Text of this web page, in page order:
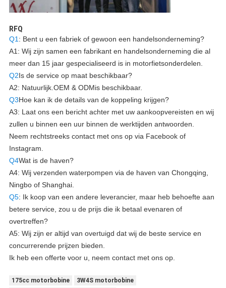
RFQ
Q1 : Bent u een fabriek of gewoon een handelsonderneming?
A1: Wij zijn samen een fabrikant en handelsonderneming die al
meer dan 15 jaar gespecialiseerd is in motorfietsonderdelen.
Q2Is de service op maat beschikbaar?
A2: Natuurlijk. OEM & ODMis beschikbaar.
Q3Hoe kan ik de details van de koppeling krijgen?
A3: Laat ons een bericht achter met uw aankoopvereisten en wij
zullen u binnen een uur binnen de werktijden antwoorden.
Neem rechtstreeks contact met ons op via Facebook of
Instagram.
Q4Wat is de haven?
A4: Wij verzenden waterpompen via de haven van Chongqing,
Ningbo of Shanghai.
Q5: Ik koop van een andere leverancier, maar heb behoefte aan
betere service, zou u de prijs die ik betaal evenaren of
overtreffen?
A5: Wij zijn er altijd van overtuigd dat wij de beste service en
concurrerende prijzen bieden.
Ik heb een offerte voor u, neem contact met ons op.
175cc motorbobine
3W4S motorbobine